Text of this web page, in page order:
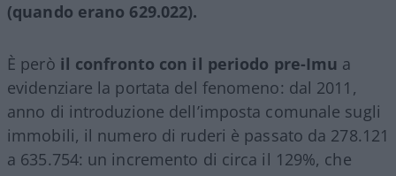
(quando erano 629.022).
È però il confronto con il periodo pre-Imu a
evidenziare la portata del fenomeno: dal 2011,
anno di introduzione dell’imposta comunale sugli
immobili, il numero di ruderi è passato da 278.121
a 635.754: un incremento di circa il 129%, che